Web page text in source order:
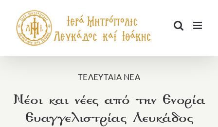
περιεχόμενο
ΤΕΛΕΥΤΑΙΑ ΝΕΑ
Νέοι και νέες από την Ενορία
Ευαγγελιστρίας Λευκάδος